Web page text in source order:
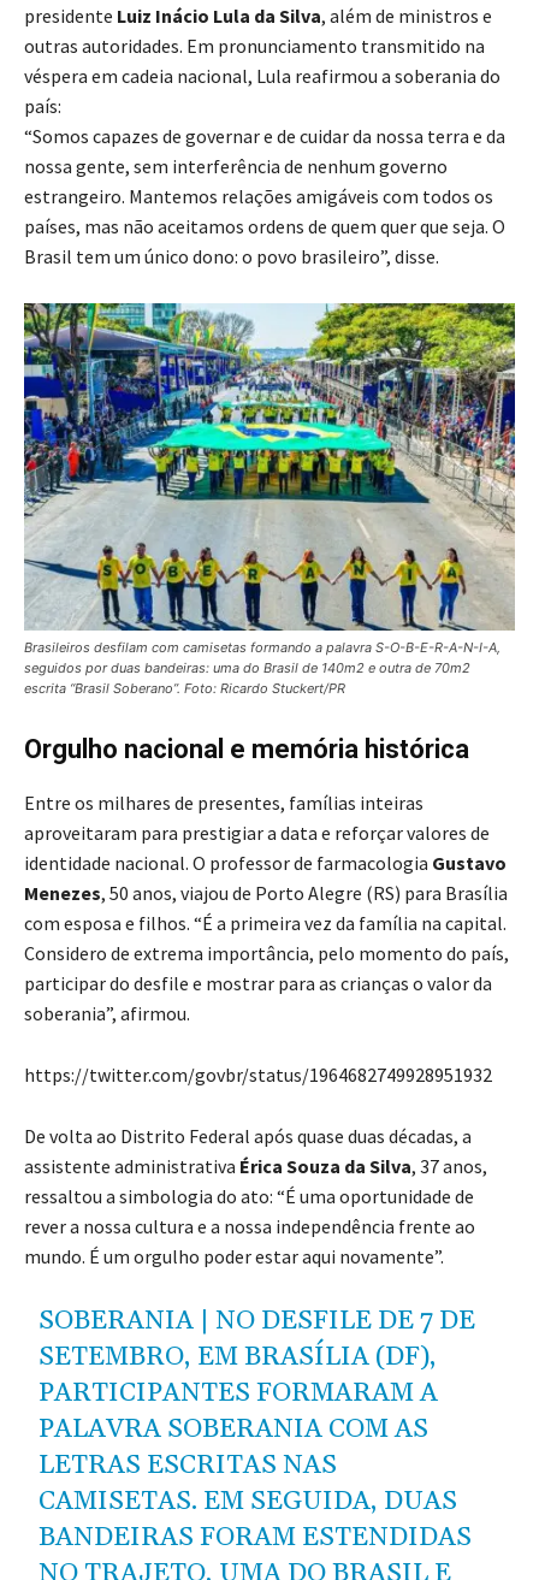
presidente Luiz Inácio Lula da Silva, além de ministros e
outras autoridades. Em pronunciamento transmitido na
véspera em cadeia nacional, Lula reafirmou a soberania do
país:
“Somos capazes de governar e de cuidar da nossa terra e da
nossa gente, sem interferência de nenhum governo
estrangeiro. Mantemos relações amigáveis com todos os
países, mas não aceitamos ordens de quem quer que seja. O
Brasil tem um único dono: o povo brasileiro”, disse.
Brasileiros desfilam com camisetas formando a palavra S-O-B-E-R-A-N-I-A,
seguidos por duas bandeiras: uma do Brasil de 140m2 e outra de 70m2
escrita “Brasil Soberano”. Foto: Ricardo Stuckert/PR
Orgulho nacional e memória histórica
Entre os milhares de presentes, famílias inteiras
aproveitaram para prestigiar a data e reforçar valores de
identidade nacional. O professor de farmacologia Gustavo
Menezes, 50 anos, viajou de Porto Alegre (RS) para Brasília
com esposa e filhos. “É a primeira vez da família na capital.
Considero de extrema importância, pelo momento do país,
participar do desfile e mostrar para as crianças o valor da
soberania”, afirmou.
https://twitter.com/govbr/status/1964682749928951932
De volta ao Distrito Federal após quase duas décadas, a
assistente administrativa Érica Souza da Silva, 37 anos,
ressaltou a simbologia do ato: “É uma oportunidade de
rever a nossa cultura e a nossa independência frente ao
mundo. É um orgulho poder estar aqui novamente”.
SOBERANIA | NO DESFILE DE 7 DE
SETEMBRO, EM BRASÍLIA (DF),
PARTICIPANTES FORMARAM A
PALAVRA SOBERANIA COM AS
LETRAS ESCRITAS NAS
CAMISETAS. EM SEGUIDA, DUAS
BANDEIRAS FORAM ESTENDIDAS